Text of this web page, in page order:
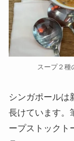
スープ２種
シンガポールは
長けています。
ープストックト